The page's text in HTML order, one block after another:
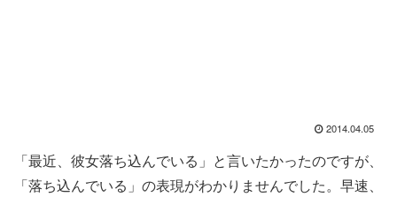
2014.04.05
「最近、彼女落ち込んでいる」と言いたかったのですが、
「落ち込んでいる」の表現がわかりませんでした。早速、